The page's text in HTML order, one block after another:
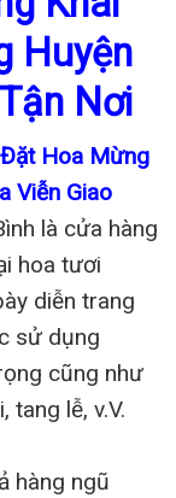
Huyện
Nơi
Hoa Mừng
Viễn Giao
là cửa hàng
hoa tươi
diễn trang
sử dụng
cũng như
tang lễ, v.V.
hàng ngũ